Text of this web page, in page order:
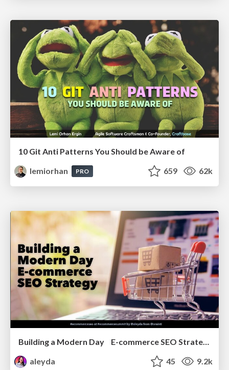
10 Git Anti Patterns You Should be Aware of
lemiorhan
PRO 659 62k
Building a Modern Day E-commerce SEO Strategy
aleyda
45 9.2k